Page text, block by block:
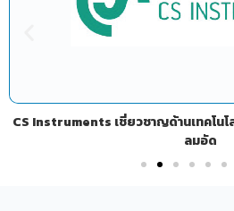
CS Instruments เชี่ยวชาญด้านเทคโน
ลมอัด